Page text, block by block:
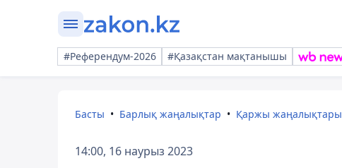
#Референдум-2026 #Қазақстан мақтанышы
Басты Барлық жаңалықтар Қаржы жаңалықтары
14:00, 16 наурыз 2023